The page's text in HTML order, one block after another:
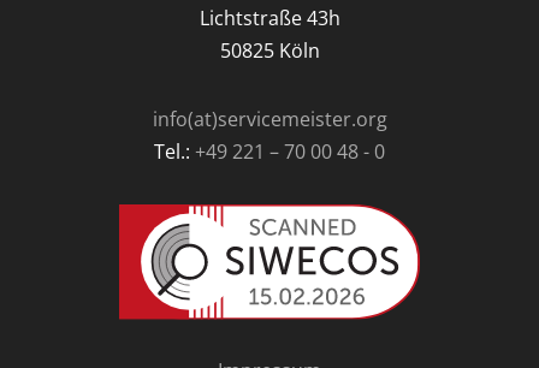
Lichtstraße 43h
50825 Köln
info(at)servicemeister.org
Tel.: +49 221 – 70 00 48 - 0